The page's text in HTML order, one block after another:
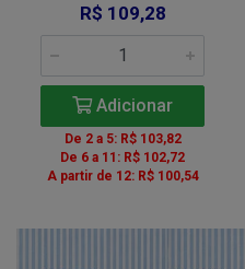
R$ 109,28
Adicionar
De 2 a 5: R$ 103,82
De 6 a 11: R$ 102,72
A partir de 12: R$ 100,54